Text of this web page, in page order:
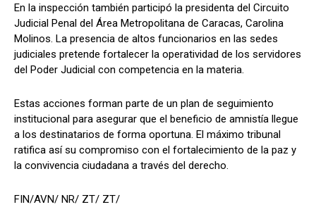
En la inspección también participó la presidenta del Circuito
Judicial Penal del Área Metropolitana de Caracas, Carolina
Molinos. La presencia de altos funcionarios en las sedes
judiciales pretende fortalecer la operatividad de los servidores
del Poder Judicial con competencia en la materia.
Estas acciones forman parte de un plan de seguimiento
institucional para asegurar que el beneficio de amnistía llegue
a los destinatarios de forma oportuna. El máximo tribunal
ratifica así su compromiso con el fortalecimiento de la paz y
la convivencia ciudadana a través del derecho.
FIN/AVN/ NR/ ZT/ ZT/